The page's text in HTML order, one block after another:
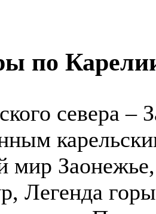
по
севера –
мир
Легенда